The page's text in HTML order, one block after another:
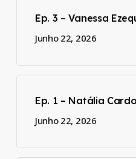
Ep. 3 – Vanessa
Junho 22, 2026
Ep. 1 – Natália
Junho 22, 2026